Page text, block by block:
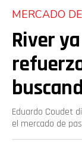
MERCADO
River
Eduardo Coudet
el mercado de